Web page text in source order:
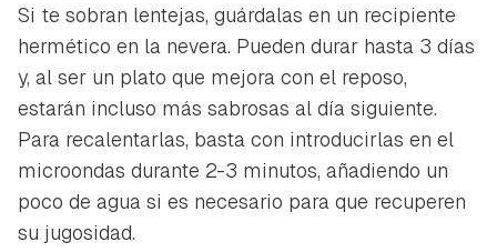
Si te sobran lentejas, guárdalas en un recipiente
hermético en la nevera. Pueden durar hasta 3 días
y, al ser un plato que mejora con el reposo,
estarán incluso más sabrosas al día siguiente.
Para recalentarlas, basta con introducirlas en el
microondas durante 2-3 minutos, añadiendo un
poco de agua si es necesario para que recuperen
su jugosidad.